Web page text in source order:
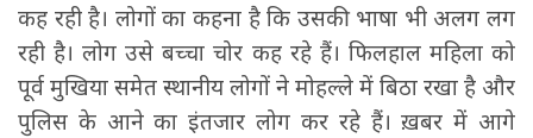
कह रही है। लोगों का कहना है कि उसकी भाषा भी अलग लग
रही है। लोग उसे बच्चा चोर कह रहे हैं। फिलहाल महिला को
पूर्व मुखिया समेत स्थानीय लोगों ने मोहल्ले में बिठा रखा है और
पुलिस के आने का इंतजार लोग कर रहे हैं। ख़बर में आगे